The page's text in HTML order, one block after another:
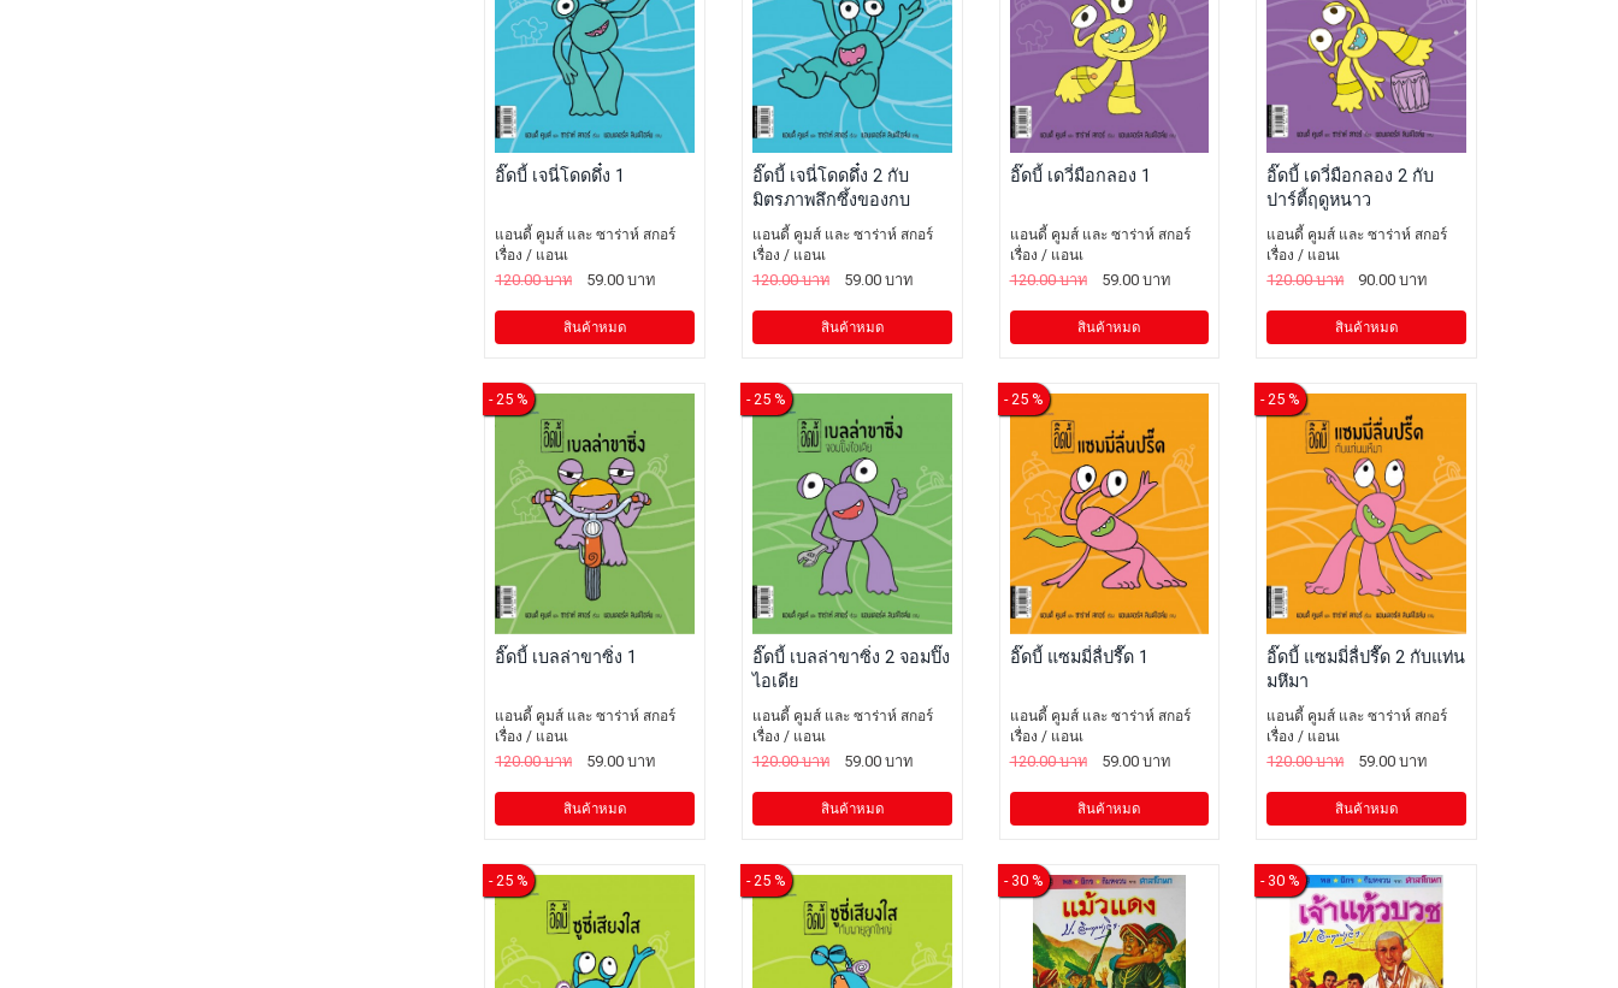
อิ๊ดบี้ เจนี่โดดดึ๋ง 1
แอนดี้ คูมส์ และ ซาร่าห์ สกอร์
เรื่อง / แอนเ
120.00 บาท 59.00 บาท
สินค้าหมด
อิ๊ดบี้ เจนี่โดดดึ๋ง 2 กับ
มิตรภาพลึกซึ้งของกบ
แอนดี้ คูมส์ และ ซาร่าห์ สกอร์
เรื่อง / แอนเ
120.00 บาท 59.00 บาท
สินค้าหมด
อิ๊ดบี้ เดวี่มือกลอง 1
แอนดี้ คูมส์ และ ซาร่าห์ สกอร์
เรื่อง / แอนเ
120.00 บาท 59.00 บาท
สินค้าหมด
อิ๊ดบี้ เดวี่มือกลอง 2 กับ
ปาร์ตี้ฤดูหนาว
แอนดี้ คูมส์ และ ซาร่าห์ สกอร์
เรื่อง / แอนเ
120.00 บาท 90.00 บาท
สินค้าหมด
- 25 %
อิ๊ดบี้ เบลล่าขาซิ่ง 1
แอนดี้ คูมส์ และ ซาร่าห์ สกอร์
เรื่อง / แอนเ
120.00 บาท 59.00 บาท
สินค้าหมด
- 25 %
อิ๊ดบี้ เบลล่าขาซิ่ง 2 จอมปิ๊ง
ไอเดีย
แอนดี้ คูมส์ และ ซาร่าห์ สกอร์
เรื่อง / แอนเ
120.00 บาท 59.00 บาท
สินค้าหมด
- 25 %
อิ๊ดบี้ แซมมี่ลื่ปรื๊ด 1
แอนดี้ คูมส์ และ ซาร่าห์ สกอร์
เรื่อง / แอนเ
120.00 บาท 59.00 บาท
สินค้าหมด
- 25 %
อิ๊ดบี้ แซมมี่ลื่ปรื๊ด 2 กับแท่น
มหึมา
แอนดี้ คูมส์ และ ซาร่าห์ สกอร์
เรื่อง / แอนเ
120.00 บาท 59.00 บาท
สินค้าหมด
- 25 % - 25 % - 30 % - 30 %